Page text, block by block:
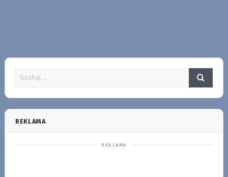
REKLAMA